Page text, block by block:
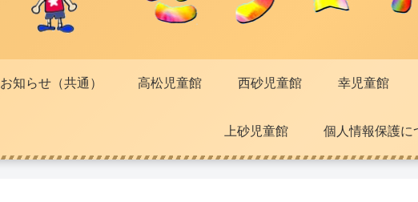
お知らせ（共通） 高松児童館 西砂児童館 幸児童館
上砂児童館 個人情報保護に